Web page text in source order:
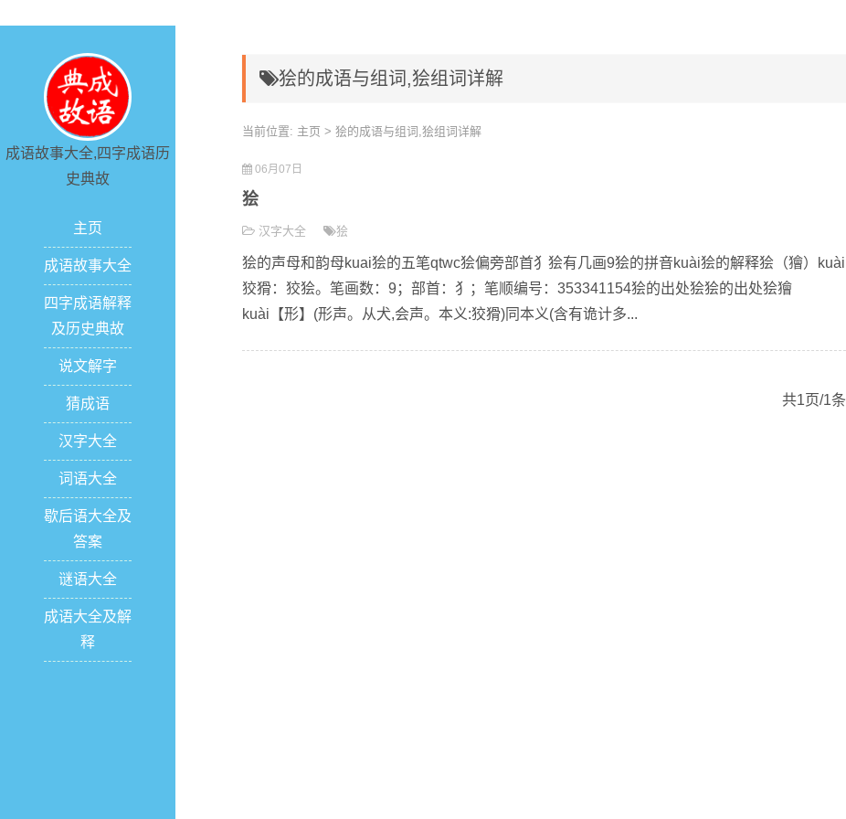
成语故事大全,四字成语历
史典故
主页
成语故事大全
四字成语解释
及历史典故
说文解字
猜成语
汉字大全
词语大全
歇后语大全及
答案
谜语大全
成语大全及解
释
狯的成语与组词,狯组词详解
当前位置: 主页 > 狯的成语与组词,狯组词详解
06月07日
狯
汉字大全 狯
狯的声母和韵母kuai狯的五笔qtwc狯偏旁部首犭狯有几画9狯的拼音kuài狯的解释狯（獪）kuài
狡猾：狡狯。笔画数：9；部首：犭；笔顺编号：353341154狯的出处狯狯的出处狯獪
kuài【形】(形声。从犬,会声。本义:狡猾)同本义(含有诡计多...
共1页/1条